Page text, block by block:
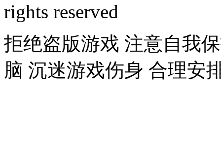
rights reserved
拒绝盗版游戏 注意自我
脑 沉迷游戏伤身 合理安